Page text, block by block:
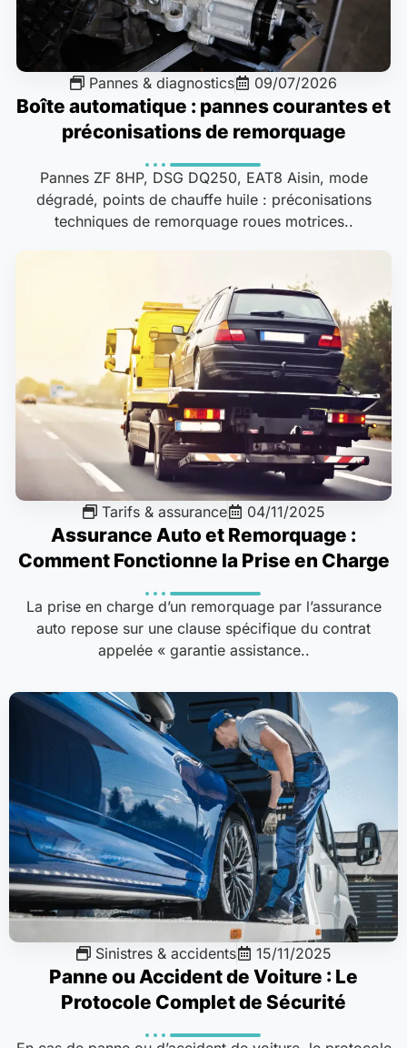
Pannes & diagnostics 09/07/2026
Boîte automatique : pannes courantes et
préconisations de remorquage
Pannes ZF 8HP, DSG DQ250, EAT8 Aisin, mode
dégradé, points de chauffe huile : préconisations
techniques de remorquage roues motrices..
Tarifs & assurance 04/11/2025
Assurance Auto et Remorquage :
Comment Fonctionne la Prise en Charge
La prise en charge d’un remorquage par l’assurance
auto repose sur une clause spécifique du contrat
appelée « garantie assistance..
Sinistres & accidents 15/11/2025
Panne ou Accident de Voiture : Le
Protocole Complet de Sécurité